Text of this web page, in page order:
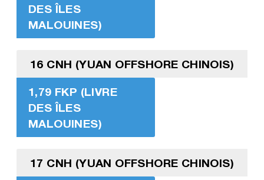
DES ÎLES
MALOUINES)
16 CNH (YUAN OFFSHORE CHINOIS)
1,79 FKP (LIVRE
DES ÎLES
MALOUINES)
17 CNH (YUAN OFFSHORE CHINOIS)